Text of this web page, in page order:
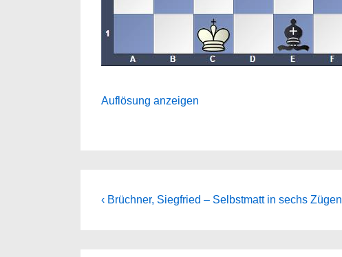
Auflösung anzeigen
Beitragsnavigation
Previous
‹ Brüchner, Siegfried – Selbstmatt in sechs Zügen